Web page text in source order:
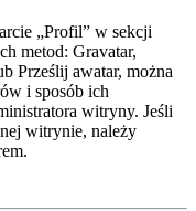
„Profil” w sekcji
metod: Gravatar,
Prześlij awatar, można
i sposób ich
witryny. Jeśli
witrynie, należy